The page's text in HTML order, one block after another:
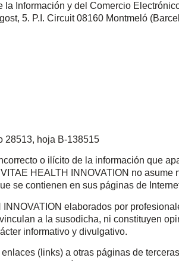
Información y del Comercio
5. P.I. Circuit 08160 Montmeló
28513, hoja B-138515
o ilícito de la información que
HEALTH INNOVATION no asume
se contienen en sus páginas de
elaborados por
a la susodicha, ni constituyen
informativo y divulgativo.
(links) a otras páginas de